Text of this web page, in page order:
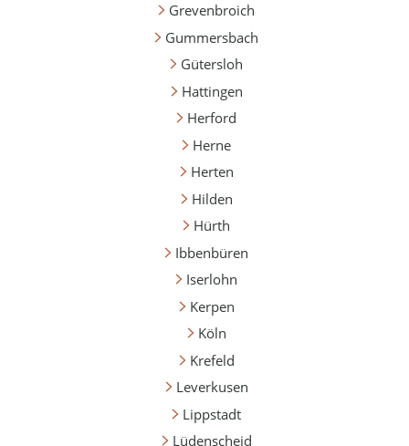
Grevenbroich
Gummersbach
Gütersloh
Hattingen
Herford
Herne
Herten
Hilden
Hürth
Ibbenbüren
Iserlohn
Kerpen
Köln
Krefeld
Leverkusen
Lippstadt
Lüdenscheid